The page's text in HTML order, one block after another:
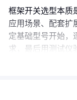
框架开关选型本质
应用场景、配套扩
定基础型号开始，
求，最后用测试仪